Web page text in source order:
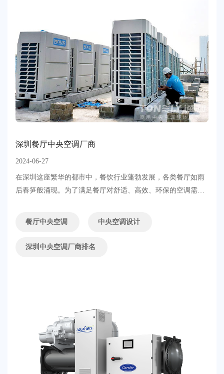
深圳餐厅中央空调厂商
2024-06-27
在深圳这座繁华的都市中，餐饮行业蓬勃发展，各类餐厅如雨
后春笋般涌现。为了满足餐厅对舒适、高效、环保的空调需
的服务赢得了市场的认可。本文将为您介绍深圳餐厅中央空调
点。....
餐厅中央空调 中央空调设计
深圳中央空调厂商排名